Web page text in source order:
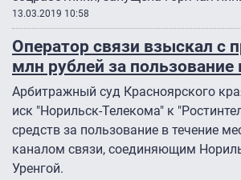
13.03.2019 10:58
Оператор связи взыскал с
млн рублей за пользование
Арбитражный суд Красноярского
иск "Норильск-Телекома" к
средств за пользование в течение
каналом связи, соединяющим
Уренгой.